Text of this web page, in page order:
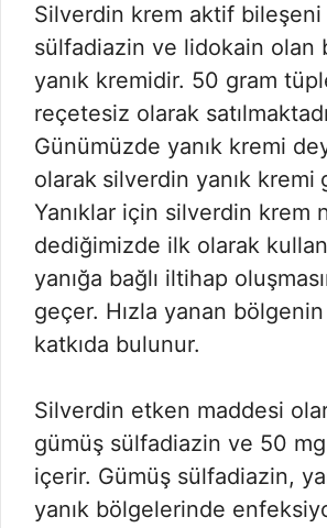
Silverdin krem aktif bileşeni
sülfadiazin ve lidokain olan
yanık kremidir. 50 gram
reçetesiz olarak
Günümüzde yanık kremi
olarak silverdin yanık kremi
Yanıklar için silverdin krem
dediğimizde ilk olarak
yanığa bağlı iltihap
geçer. Hızla yanan
katkıda bulunur.
Silverdin etken maddesi
gümüş sülfadiazin ve 50
içerir. Gümüş sülfadiazin,
yanık bölgelerinde